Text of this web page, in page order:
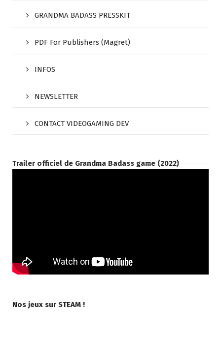
GRANDMA BADASS PRESSKIT
PDF For Publishers (Magret)
INFOS
NEWSLETTER
CONTACT VIDEOGAMING DEV
Trailer officiel de Grandma Badass game (2022)
Nos jeux sur STEAM !